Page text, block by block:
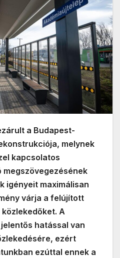
a Budapest-
melynek
kapcsolatos
igényeit maximálisan
várja a felújított
A
hatással van
ezért
ezúttal ennek a